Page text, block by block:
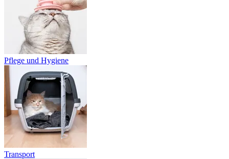
Pflege und Hygiene
Transport